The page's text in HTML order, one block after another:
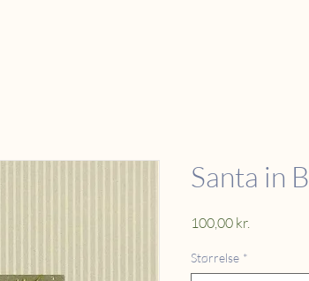
Santa in
100,00 kr.
Størrelse *